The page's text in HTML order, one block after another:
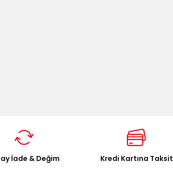
İade & Değim Kredi Kartına Taksit